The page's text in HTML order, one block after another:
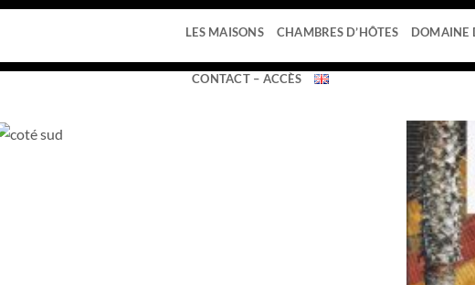
uploads/font-awesome/v6.5.1/css/svg-with-js.css https://
LES MAISONS CHAMBRES D’HÔTES DOMAINE
CONTACT – ACCÈS